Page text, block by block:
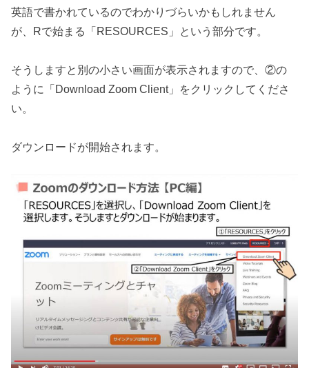
英語で書かれているのでわかりづらいかもしれません
が、Rで始まる「RESOURCES」という部分です。
そうしますと別の小さい画面が表示されますので、②の
ように「Download Zoom Client」をクリックしてくださ
い。
ダウンロードが開始されます。